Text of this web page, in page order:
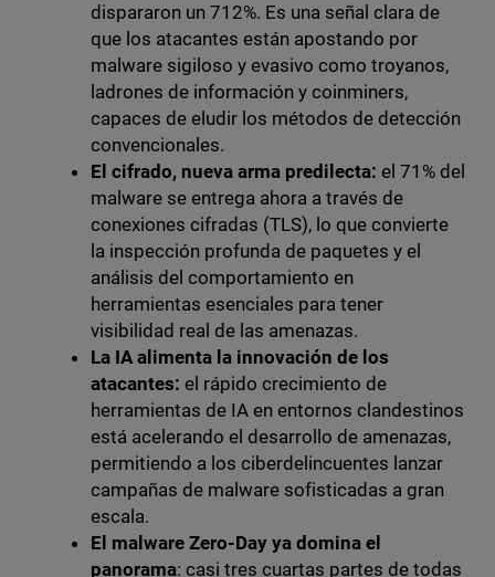
dispararon un 712%. Es una señal clara de
que los atacantes están apostando por
malware sigiloso y evasivo como troyanos,
ladrones de información y coinminers,
capaces de eludir los métodos de detección
convencionales.
El cifrado, nueva arma predilecta: el 71% del
malware se entrega ahora a través de
conexiones cifradas (TLS), lo que convierte
la inspección profunda de paquetes y el
análisis del comportamiento en
herramientas esenciales para tener
visibilidad real de las amenazas.
La IA alimenta la innovación de los
atacantes: el rápido crecimiento de
herramientas de IA en entornos clandestinos
está acelerando el desarrollo de amenazas,
permitiendo a los ciberdelincuentes lanzar
campañas de malware sofisticadas a gran
escala.
El malware Zero-Day ya domina el
panorama: casi tres cuartas partes de todas